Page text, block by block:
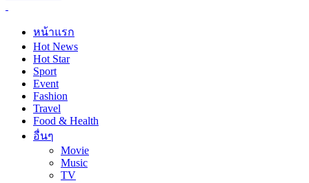
หน้าแรก
Hot News
Hot Star
Sport
Event
Fashion
Travel
Food & Health
อื่นๆ
Movie
Music
TV